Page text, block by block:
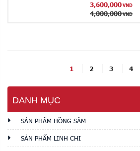
3,600,000 VND
4,000,000 VND
1 2 3 4
DANH MỤC
SẢN PHẨM HỒNG SÂM
SẢN PHẨM LINH CHI